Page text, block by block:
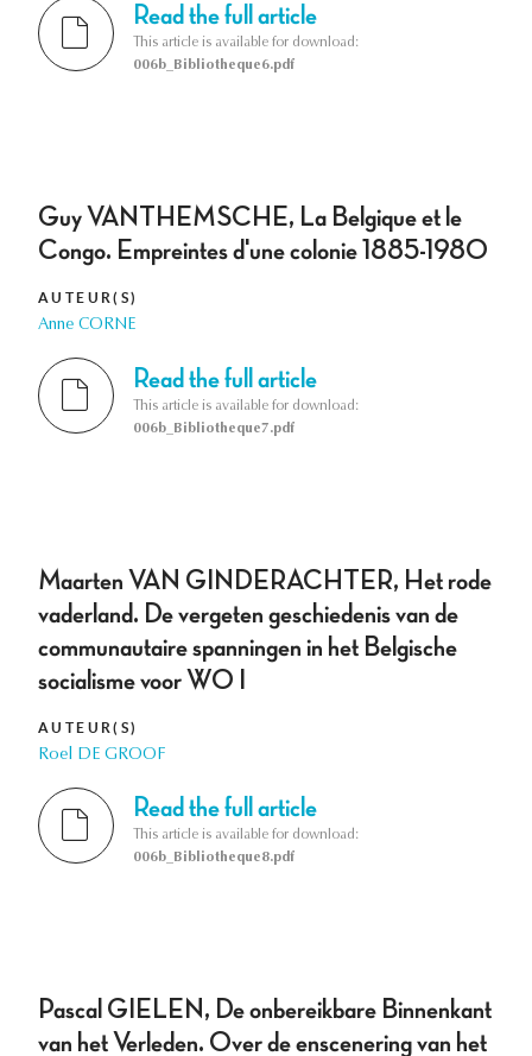
Read the full article
This article is available for download:
006b_Bibliotheque6.pdf
Guy VANTHEMSCHE, La Belgique et le
Congo. Empreintes d'une colonie 1885-1980
AUTEUR(S)
Anne CORNE
Read the full article
This article is available for download:
006b_Bibliotheque7.pdf
Maarten VAN GINDERACHTER, Het rode
vaderland. De vergeten geschiedenis van de
communautaire spanningen in het Belgische
socialisme voor WO I
AUTEUR(S)
Roel DE GROOF
Read the full article
This article is available for download:
006b_Bibliotheque8.pdf
Pascal GIELEN, De onbereikbare Binnenkant
van het Verleden. Over de enscenering van het